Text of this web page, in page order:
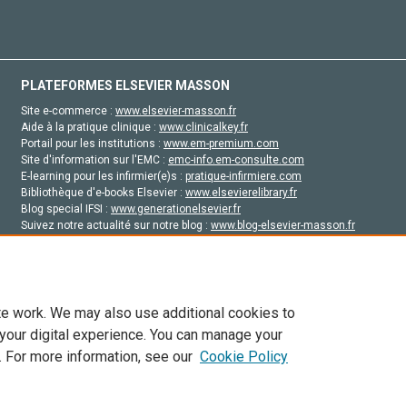
PLATEFORMES ELSEVIER MASSON
Site e-commerce : www.elsevier-masson.fr
Aide à la pratique clinique : www.clinicalkey.fr
Portail pour les institutions : www.em-premium.com
Site d'information sur l'EMC : emc-info.em-consulte.com
E-learning pour les infirmier(e)s : pratique-infirmiere.com
Bibliothèque d'e-books Elsevier : www.elsevierelibrary.fr
Blog special IFSI : www.generationelsevier.fr
Suivez notre actualité sur notre blog : www.blog-elsevier-masson.fr
ses concédants de licence et ses contributeurs. Tout les droits sont réservés,
similaires. Pour tout contenu en libre accès, les conditions de licence
work. We may also use additional cookies to
digital experience. You can manage your
For more information, see our Cookie Policy